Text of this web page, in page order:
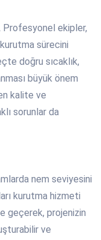
Profesyonel ekipler,
sürecini
doğru sıcaklık,
büyük önem
kalite ve
sorunlar da
nem seviyesini
kurutma hizmeti
geçerek, projenizin
ve